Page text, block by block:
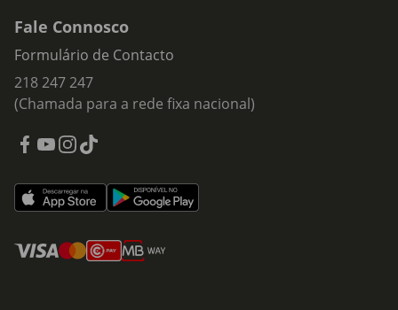
Fale Connosco
Formulário de Contacto
218 247 247
(Chamada para a rede fixa nacional)